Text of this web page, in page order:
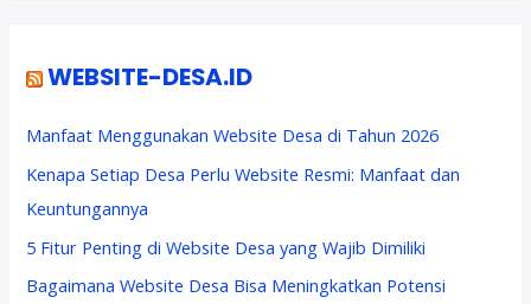
WEBSITE-DESA.ID
Manfaat Menggunakan Website Desa di Tahun 2026
Kenapa Setiap Desa Perlu Website Resmi: Manfaat dan
Keuntungannya
5 Fitur Penting di Website Desa yang Wajib Dimiliki
Bagaimana Website Desa Bisa Meningkatkan Potensi